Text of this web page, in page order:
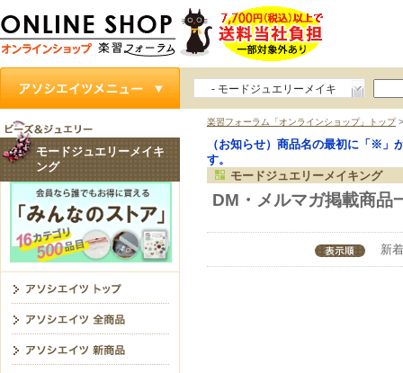
- モードジュエリーメイキ
楽習フォーラム「オンラインショップ」トップ
（お知らせ）商品名の最初に「※」
す。
モードジュエリーメイキング
DM・メルマガ掲載商品
新
モードジュエリーメイキ
ング